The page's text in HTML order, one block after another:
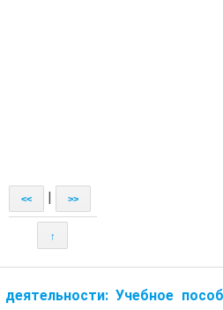
<< >>
↑
Учебное